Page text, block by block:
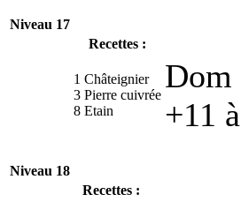
Niveau 17
Recettes :
1 Châteignier
3 Pierre cuivrée
8 Etain
Dom
+11
Niveau 18
Recettes :